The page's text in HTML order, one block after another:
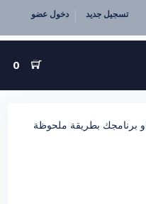
تسجيل جديد دخول عضو
0